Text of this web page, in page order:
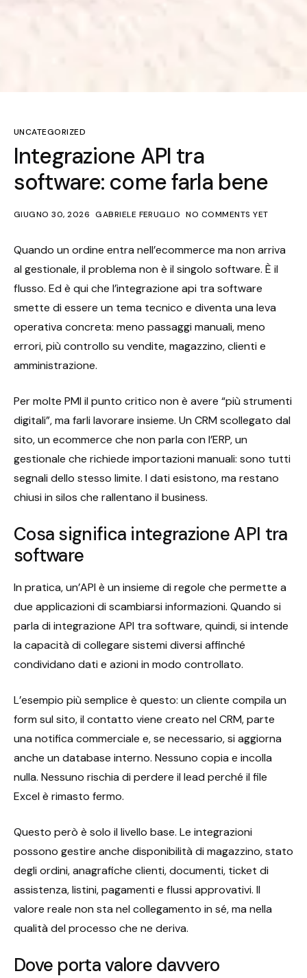
UNCATEGORIZED
Integrazione API tra
software: come farla bene
GIUGNO 30, 2026 GABRIELE FERUGLIO NO COMMENTS YET
Quando un ordine entra nell’ecommerce ma non arriva
al gestionale, il problema non è il singolo software. È il
flusso. Ed è qui che l’integrazione api tra software
smette di essere un tema tecnico e diventa una leva
operativa concreta: meno passaggi manuali, meno
errori, più controllo su vendite, magazzino, clienti e
amministrazione.
Per molte PMI il punto critico non è avere “più strumenti
digitali”, ma farli lavorare insieme. Un CRM scollegato dal
sito, un ecommerce che non parla con l’ERP, un
gestionale che richiede importazioni manuali: sono tutti
segnali dello stesso limite. I dati esistono, ma restano
chiusi in silos che rallentano il business.
Cosa significa integrazione API tra
software
In pratica, un’API è un insieme di regole che permette a
due applicazioni di scambiarsi informazioni. Quando si
parla di integrazione API tra software, quindi, si intende
la capacità di collegare sistemi diversi affinché
condividano dati e azioni in modo controllato.
L’esempio più semplice è questo: un cliente compila un
form sul sito, il contatto viene creato nel CRM, parte
una notifica commerciale e, se necessario, si aggiorna
anche un database interno. Nessuno copia e incolla
nulla. Nessuno rischia di perdere il lead perché il file
Excel è rimasto fermo.
Questo però è solo il livello base. Le integrazioni
possono gestire anche disponibilità di magazzino, stato
degli ordini, anagrafiche clienti, documenti, ticket di
assistenza, listini, pagamenti e flussi approvativi. Il
valore reale non sta nel collegamento in sé, ma nella
qualità del processo che ne deriva.
Dove porta valore davvero